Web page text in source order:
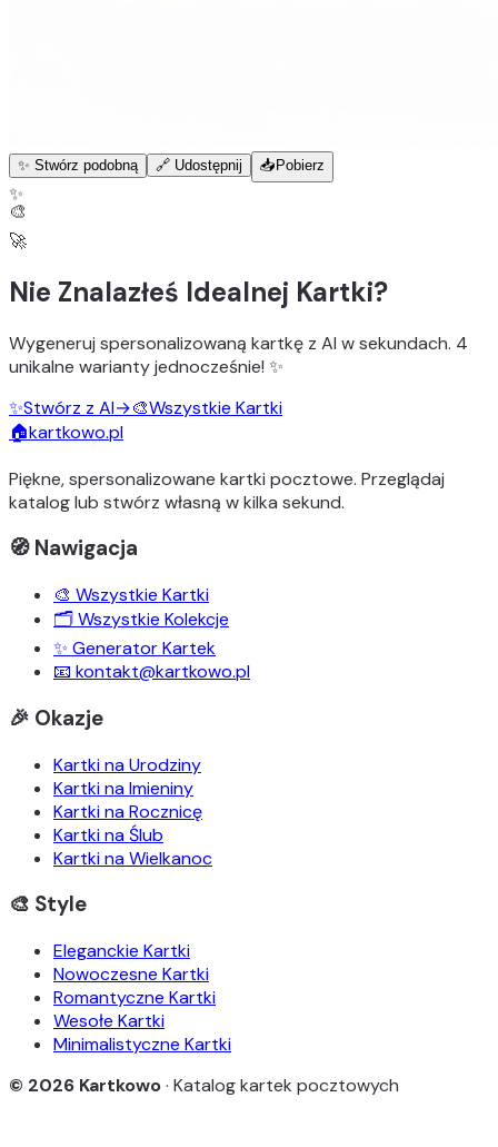
✨ Stwórz podobną 🔗 Udostępnij 📥 Pobierz
✨
🎨
🚀
Nie Znalazłeś Idealnej Kartki?
Wygeneruj spersonalizowaną kartkę z AI w sekundach. 4
unikalne wariantyjednocześnie! ✨
✨Stwórz z AI→🎨Wszystkie Kartki
🏠kartkowo.pl
Piękne, spersonalizowane kartki pocztowe. Przeglądaj
katalog lub stwórz własną w kilka sekund.
🧭 Nawigacja
🎨 Wszystkie Kartki
🗂️ Wszystkie Kolekcje
✨ Generator Kartek
📧 kontakt@kartkowo.pl
🎉 Okazje
Kartki na Urodziny
Kartki na Imieniny
Kartki na Rocznicę
Kartki na Ślub
Kartki na Wielkanoc
🎨 Style
Eleganckie Kartki
Nowoczesne Kartki
Romantyczne Kartki
Wesołe Kartki
Minimalistyczne Kartki
© 2026 Kartkowo· Katalog kartek pocztowych